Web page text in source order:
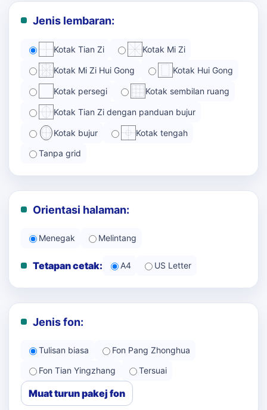
Jenis lembaran:
Kotak Tian Zi Kotak Mi Zi
Kotak Mi Zi Hui Gong Kotak Hui Gong
Kotak persegi Kotak sembilan ruang
Kotak Tian Zi dengan panduan bujur
Kotak bujur Kotak tengah
Tanpa grid
Orientasi halaman:
Menegak Melintang
Tetapan cetak: A4 US Letter
Jenis fon:
Tulisan biasa
Fon Pang Zhonghua
Fon Tian Yingzhang
Tersuai
Muat turun pakej fon